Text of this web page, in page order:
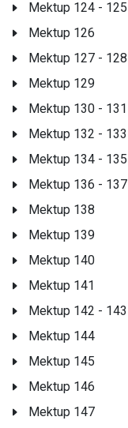
Mektup 124 - 125
Mektup 126
Mektup 127 - 128
Mektup 129
Mektup 130 - 131
Mektup 132 - 133
Mektup 134 - 135
Mektup 136 - 137
Mektup 138
Mektup 139
Mektup 140
Mektup 141
Mektup 142 - 143
Mektup 144
Mektup 145
Mektup 146
Mektup 147